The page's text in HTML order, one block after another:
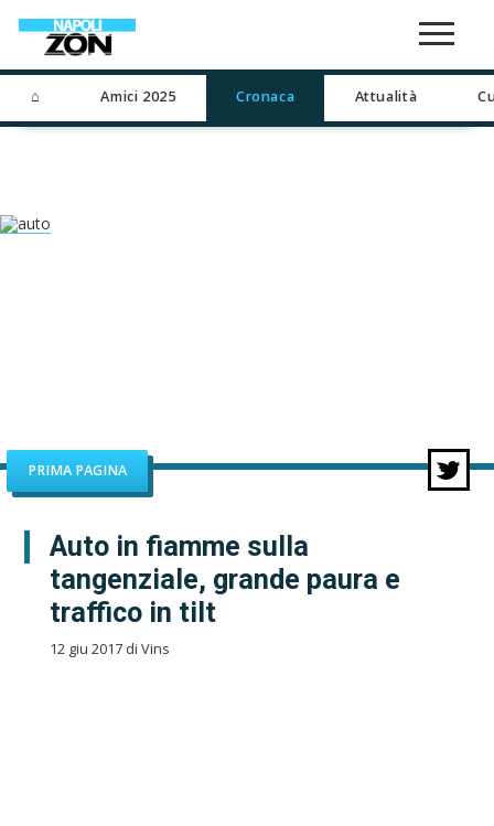
⌂ Amici 2025 Cronaca Attualità
PRIMA PAGINA
Auto in fiamme sulla
tangenziale, grande paura e
traffico in tilt
12 giu 2017 di Vins